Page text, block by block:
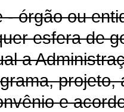
- órgão ou
esfera de
a
e